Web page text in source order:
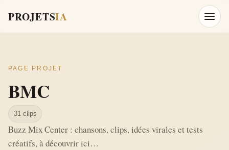
PROJETSIA Ouvrir
PAGE PROJET
BMC
31 clips
Buzz Mix Center : chansons, clips, idées virales et tests
créatifs, à découvrir ici…